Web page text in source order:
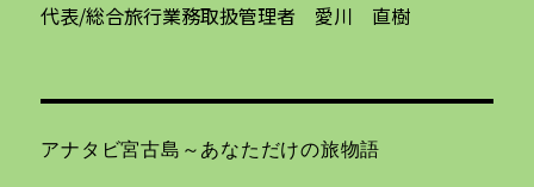
代表/総合旅行業務取扱管理者 愛川 直樹
アナタビ宮古島～あなただけの旅物語